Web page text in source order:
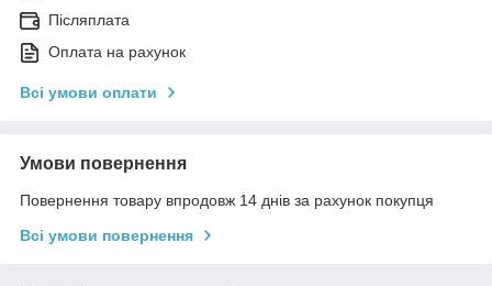
Післяплата
Оплата на рахунок
Всі умови оплати
Умови повернення
Повернення товару впродовж 14 днів за рахунок покупця
Всі умови повернення